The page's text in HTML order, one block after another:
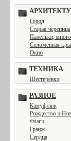
Город
Старая черепица
Панельки,
Соломенная
Окно
ТЕХНИКА
Шестеренки
РАЗНОЕ
Камуфляж
Рождество и
Флаги
Гранж
Сердца